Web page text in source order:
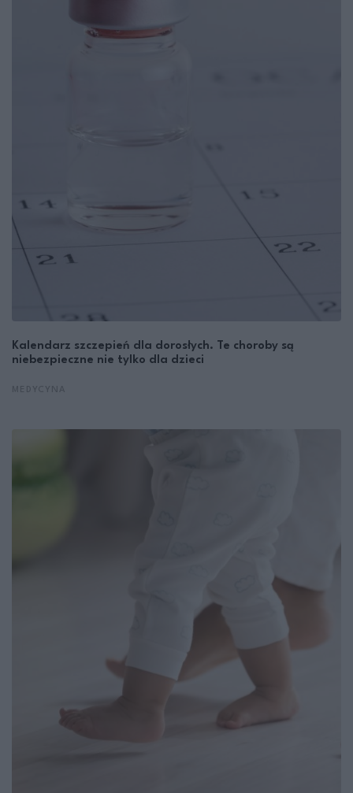
Kalendarz szczepień dla dorosłych. Te choroby są
niebezpieczne nie tylko dla dzieci